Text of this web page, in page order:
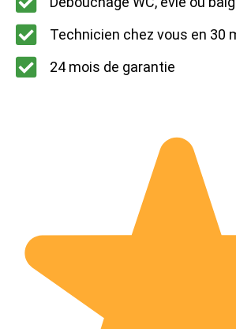
Technicien chez vous en 30
24 mois de garantie